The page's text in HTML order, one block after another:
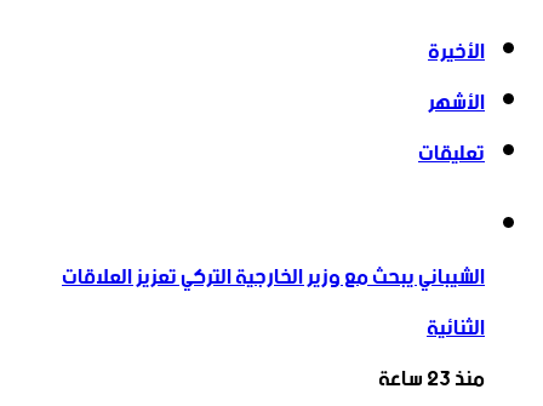
الأخيرة
الأشهر
تعليقات
الشيباني يبحث مع وزير الخارجية التركي تعزيز العلاقات
الثنائية
منذ 23 ساعة